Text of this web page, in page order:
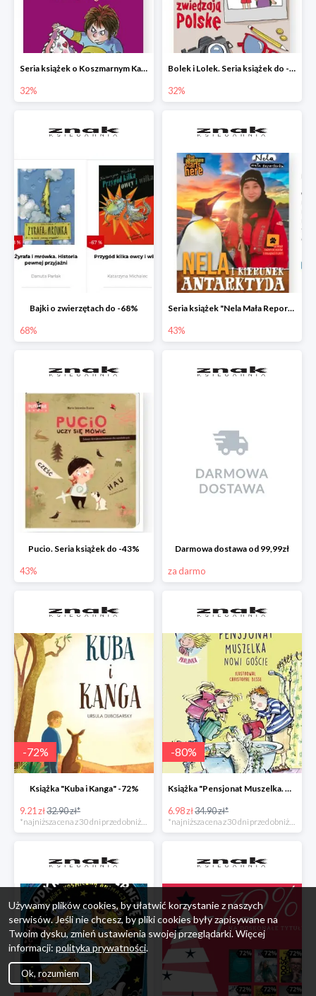
Seria książek o Koszmarnym Karolku do -32%
32%
Bolek i Lolek. Seria książek do -32%
32%
Bajki o zwierzętach do -68%
68%
Seria książek "Nela Mała Reporterka" do -43%
43%
Pucio. Seria książek do -43%
43%
Darmowa dostawa od 99,99zł
za darmo
-72%
Książka "Kuba i Kanga" -72%
9.21 zł32.90 zł*
*najniższa cena z 30 dni przed obniżką
-80%
Książka "Pensjonat Muszelka. Nowi goście" taniej o 80%
6.98 zł34.90 zł*
*najniższa cena z 30 dni przed obniżką
Używamy plików cookies, by ułatwić korzystanie z naszych
serwisów. Jeśli nie chcesz, by pliki cookies były zapisywane na
Twoim dysku, zmień ustawienia swojej przeglądarki. Więcej
informacji: polityka prywatności.
Ok, rozumiem